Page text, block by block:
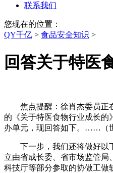
联系我们
您现在的位置：
QY千亿 > 食品安全知识 >
回答关于特医
焦点提醒：徐肖杰委员正
的《关于特医食物行业成长的
办单元，现回答如下。……（
下一步，我们还将做好以
立由省成长委、省市场监管
科技厅等部分参取的协做工做